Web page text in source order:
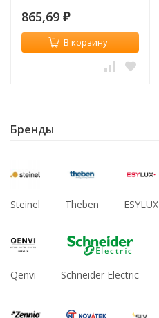
865,69 ₽
В корзину
Бренды
Steinel Theben ESYLUX
Qenvi Schneider Electric